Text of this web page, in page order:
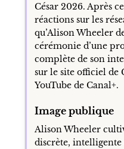
César 2026. Après
réactions sur les
qu’Alison Wheeler
cérémonie d’une
complète de son
sur le site officiel de
YouTube de Canal+.
Image publique
Alison Wheeler
discrète, intelligente